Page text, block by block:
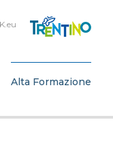
Alta Formazione